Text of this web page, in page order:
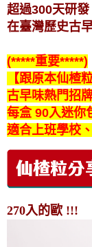
超過300天研
在臺灣歷史古
(*****重要*****)
【跟原本仙楂
古早味熱門招
每盒 90入迷你
適合上班學校
270入的歐 !!!